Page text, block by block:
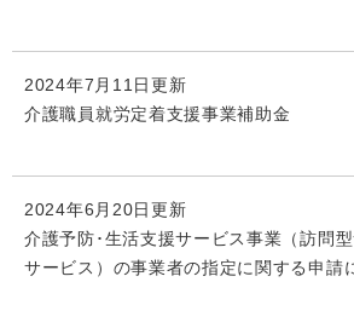
2024年7月11日更新
介護職員就労定着支援事業補助金
2024年6月20日更新
介護予防･生活支援サービス事業（訪問
サービス）の事業者の指定に関する申請